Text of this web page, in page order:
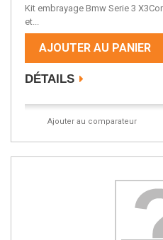
Kit embrayage Bmw Serie 3
et...
AJOUTER AU PANIER
DÉTAILS
Ajouter au comparateur